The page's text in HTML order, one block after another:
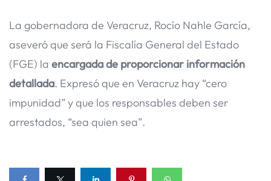
La gobernadora de Veracruz, Rocío Nahle García,
aseveró que será la Fiscalía General del Estado
(FGE) la encargada de proporcionar información
detallada. Expresó que en Veracruz hay “cero
impunidad” y que los responsables deben ser
arrestados, “sea quien sea”.